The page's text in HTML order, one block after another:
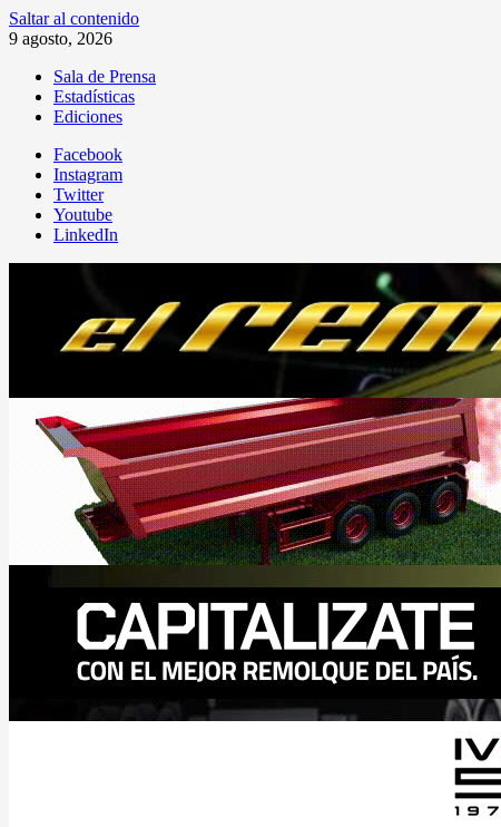
Saltar al contenido
9 agosto, 2026
Sala de Prensa
Estadísticas
Ediciones
Facebook
Instagram
Twitter
Youtube
LinkedIn